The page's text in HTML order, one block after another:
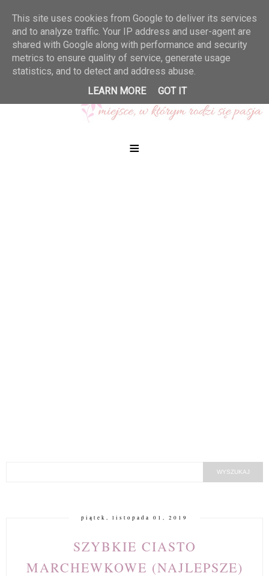
≡
piątek, listopada 01, 2019
SZYBKIE CIASTO
MARCHEWKOWE (NAJLEPSZE)
This site uses cookies from Google to deliver its services
and to analyze traffic. Your IP address and user-agent are
shared with Google along with performance and security
metrics to ensure quality of service, generate usage
statistics, and to detect and address abuse.
LEARN MORE
GOT IT